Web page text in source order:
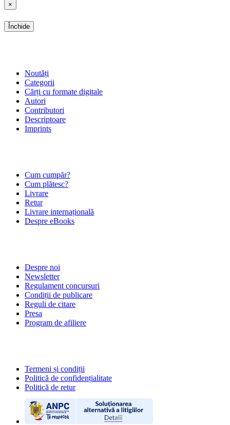
×
Închide
Noutăți
Categorii
Cărți cu formate digitale
Autori
Contributori
Descriptoare
Imprints
Cum cumpăr?
Cum plătesc?
Livrare
Retur
Livrare internațională
Despre eBooks
Despre noi
Newsletter
Regulament concursuri
Condiții de publicare
Reguli de citare
Presa
Program de afiliere
Termeni și condiții
Politică de confidențialitate
Politică de retur